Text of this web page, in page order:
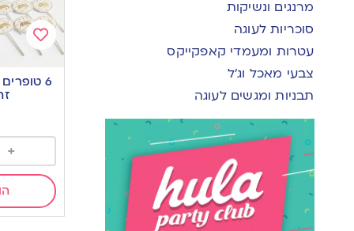
מרנגים ונשיקות
סוכריות לעוגה
עטרות ומעמדי קאפקייקס
צבעי מאכל וג’ל
תבניות ומגשים לעוגה
Add
to
wishlist
+